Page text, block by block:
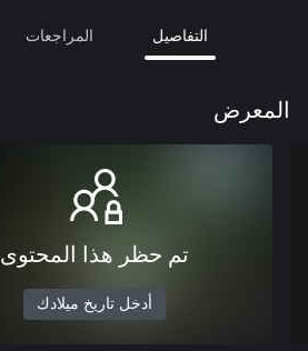
التفاصيل المراجعات
المعرض
تم حظر هذا المحتوى
أدخل تاريخ ميلادك